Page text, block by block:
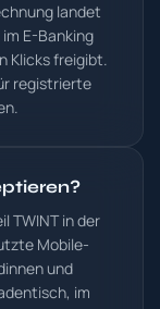
landet
E-Banking
Klicks freigibt.
registrierte
TWINT in der
Mobile-
und
im